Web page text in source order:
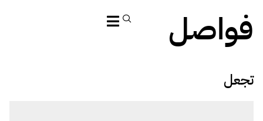
فواصل
تجعل